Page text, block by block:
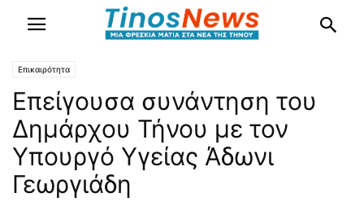
Επικαιρότητα
Επείγουσα συνάντηση του
Δημάρχου Τήνου με τον
Υπουργό Υγείας Άδωνι
Γεωργιάδη